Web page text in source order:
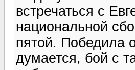
встречаться с
национальной
пятой. Победила
думается, бой с